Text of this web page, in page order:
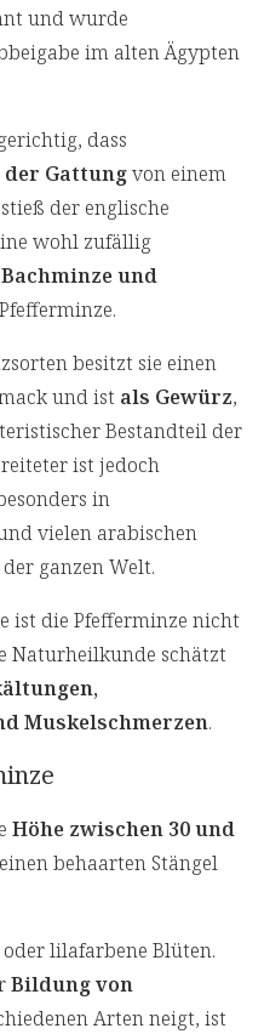
und wurde
im alten Ägypten
dass
Gattungvon einem
der englische
wohl zufällig
und
besitzt sie einen
und ist als Gewürz,
Bestandteil der
ist jedoch
in
vielen arabischen
ganzen Welt.
ist die Pfefferminze nicht
Naturheilkunde schätzt
Muskelschmerzen.
Höhe zwischen 30 und
behaarten Stängel
lilafarbene Blüten.
Bildung von
Arten neigt, ist